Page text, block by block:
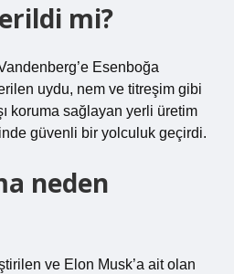
mi?
Esenboğa
uydu, nem ve titreşim gibi
koruma sağlayan yerli üretim
güvenli bir yolculuk geçirdi.
neden
ve Elon Musk’a ait olan